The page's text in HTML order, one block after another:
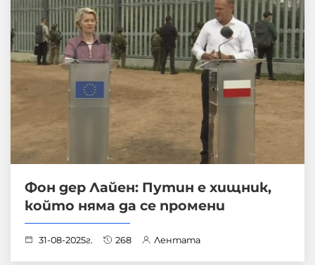
Фон дер Лайен: Путин е хищник,
който няма да се промени
31-08-2025г. 268 Лентата